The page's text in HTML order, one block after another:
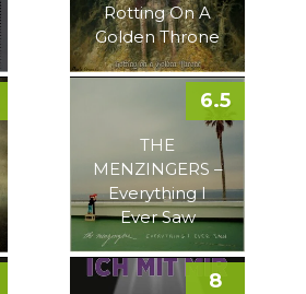
Rotting On A
Golden Throne
THE
MENZINGERS –
Everything I
Ever Saw
6.5
8